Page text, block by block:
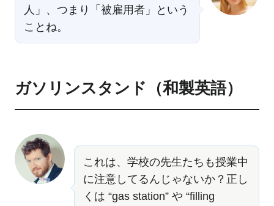
人」、つまり「被雇用者」という
ことね。
ガソリンスタンド（和製英語）
これは、学校の先生たちも授業中
に注意してるんじゃないか？正し
くは “gas station” や “filling